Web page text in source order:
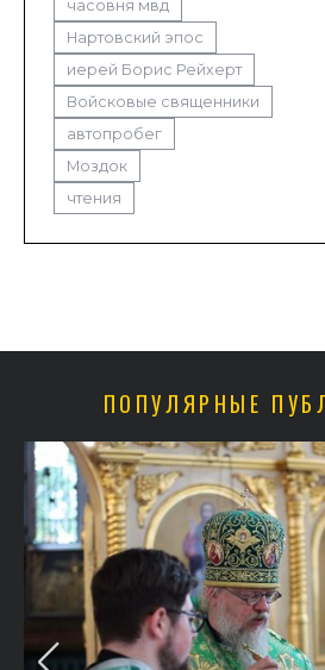
часовня мвд
Нартовский эпос
иерей Борис Рейхерт
Войсковые священники
автопробег
Моздок
чтения
ПОПУЛЯРНЫЕ